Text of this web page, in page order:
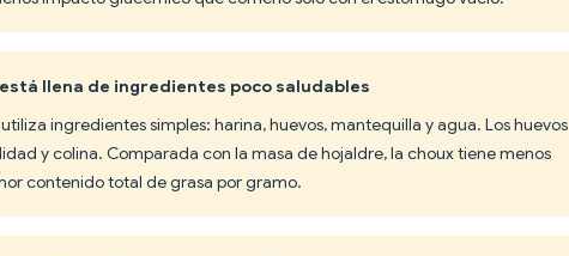
está llena de ingredientes poco saludables
ingredientes simples: harina, huevos, mantequilla y agua. Los huevos
y colina. Comparada con la masa de hojaldre, la choux tiene menos
contenido total de grasa por gramo.